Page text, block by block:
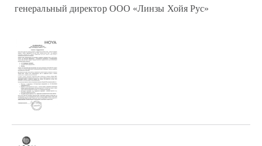
генеральный директор ООО «Линзы Хойя Рус»